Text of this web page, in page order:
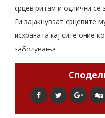
срцев ритам и одлични се
Ги зајакнуваат срцевите
исхраната кај сите оние
заболувања.